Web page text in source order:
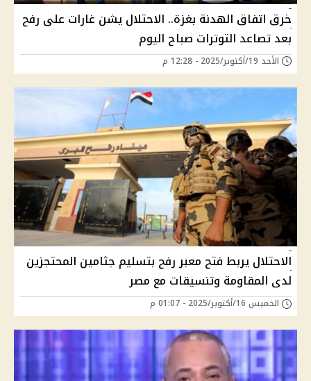
خرق اتفاق الهدنة بغزة.. الاحتلال يشن غارات على رفح
بعد تصاعد التوترات صباح اليوم
الأحد 19/أكتوبر/2025 - 12:28 م
الاحتلال يربط فتح معبر رفح بتسليم جثامين المحتجزين
لدى المقاومة وتنسيقات مع مصر
الخميس 16/أكتوبر/2025 - 01:07 م